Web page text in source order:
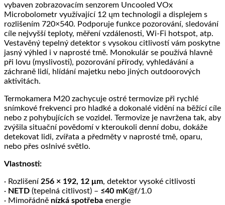
vybaven zobrazovacím senzorem Uncooled VOx
Microbolometr využívající 12 ųm technologii a displejem s
rozlišením 720×540. Podporuje funkce pozorování, sledování
cíle nejvyšší teploty, měření vzdálenosti, Wi-Fi hotspot, atp.
Vestavěný tepelný detektor s vysokou citlivostí vám poskytne
jasný výhled i v naprosté tmě. Monokulár se používá hlavně
při lovu (myslivosti), pozorování přírody, vyhledávání a
záchraně lidí, hlídání majetku nebo jiných outdoorových
aktivitách.
Termokamera M20 zachycuje ostré termovize při rychlé
snímkové frekvenci pro hladké a dokonalé vidění na běžící cíle
nebo z pohybujících se vozidel. Termovize je navržena tak, aby
zvýšila situační povědomí v kteroukoli denní dobu, dokáže
detekovat lidi, zvířata a předměty v naprosté tmě, oparu,
nebo přes oslnivé světlo.
Vlastnosti:
· Rozlišení 256 × 192, 12 μm, detektor vysoké citlivosti
· NETD (tepelná citlivost) – ≤40 mK@f/1.0
· Mimořádně nízká spotřeba energie